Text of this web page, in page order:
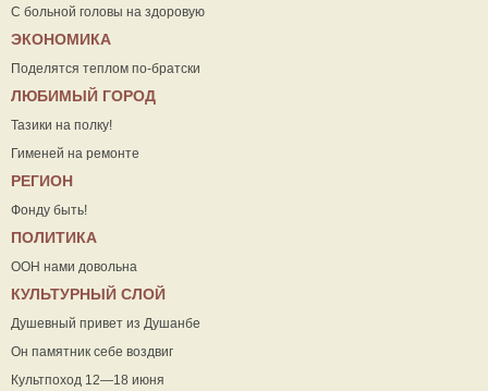
С больной головы на здоровую
ЭКОНОМИКА
Поделятся теплом по-братски
ЛЮБИМЫЙ ГОРОД
Тазики на полку!
Гименей на ремонте
РЕГИОН
Фонду быть!
ПОЛИТИКА
ООН нами довольна
КУЛЬТУРНЫЙ СЛОЙ
Душевный привет из Душанбе
Он памятник себе воздвиг
Культпоход 12—18 июня